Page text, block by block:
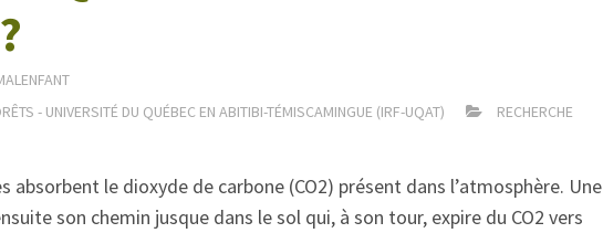
- UNIVERSITÉ DU QUÉBEC EN ABITIBI-TÉMISCAMINGUE (IRF-UQAT)
RECHERCHE
absorbent le dioxyde de carbone (CO2) présent dans l’atmosphère. Une
son chemin jusque dans le sol qui, à son tour, expire du CO2 vers